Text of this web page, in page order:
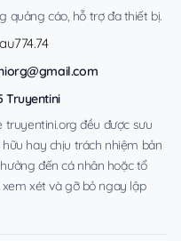
quảng cáo, hỗ trợ đa thiết bị.
Truyentini
đều được sưu
hay chịu trách nhiệm bản
đến cá nhân hoặc tổ
xét và gỡ bỏ ngay lập